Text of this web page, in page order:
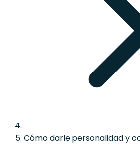
Cómo darle personalidad y